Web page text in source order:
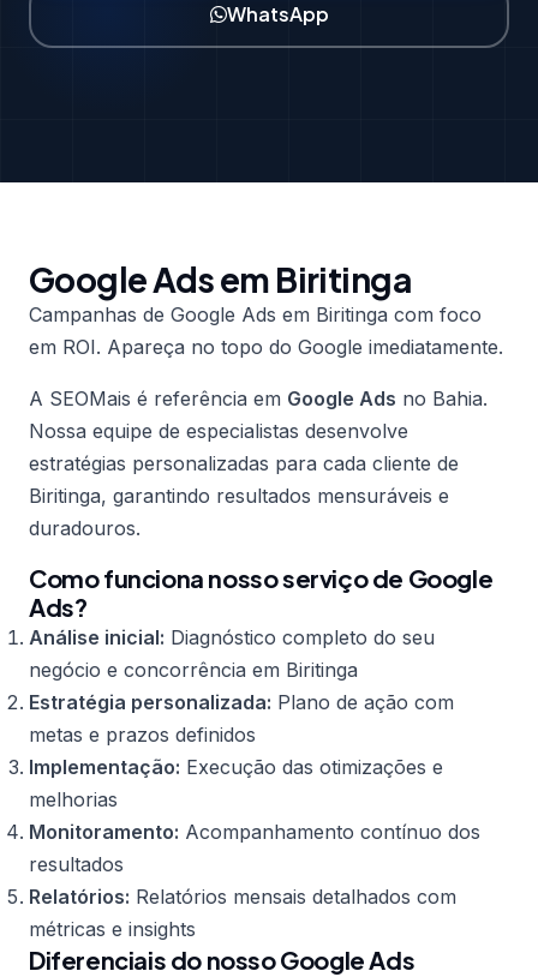
WhatsApp
Google Ads em Biritinga
Campanhas de Google Ads em Biritinga com foco
em ROI. Apareça no topo do Google imediatamente.
A SEOMais é referência em Google Ads no Bahia.
Nossa equipe de especialistas desenvolve
estratégias personalizadas para cada cliente de
Biritinga, garantindo resultados mensuráveis e
duradouros.
Como funciona nosso serviço de Google
Ads?
Análise inicial: Diagnóstico completo do seu
negócio e concorrência em Biritinga
Estratégia personalizada: Plano de ação com
metas e prazos definidos
Implementação: Execução das otimizações e
melhorias
Monitoramento: Acompanhamento contínuo dos
resultados
Relatórios: Relatórios mensais detalhados com
métricas e insights
Diferenciais do nosso Google Ads